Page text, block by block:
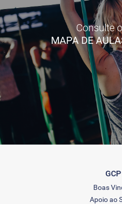
Consulte
MAPA DE
GCP
Boas
Apoio ao